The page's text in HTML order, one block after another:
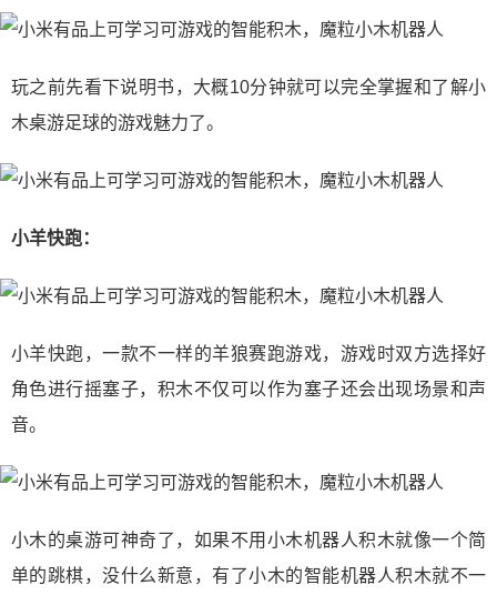
玩之前先看下说明书，大概10分钟就可以完全掌握和了解小
木桌游足球的游戏魅力了。
小羊快跑：
小羊快跑，一款不一样的羊狼赛跑游戏，游戏时双方选择好
角色进行摇塞子，积木不仅可以作为塞子还会出现场景和声
音。
小木的桌游可神奇了，如果不用小木机器人积木就像一个简
单的跳棋，没什么新意，有了小木的智能机器人积木就不一